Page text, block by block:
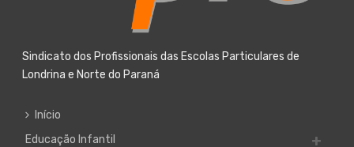
Sindicato dos Profissionais das Escolas Particulares de
Londrina e Norte do Paraná
Início
Educação Infantil